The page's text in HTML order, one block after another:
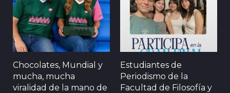
Chocolates, Mundial y
mucha, mucha
viralidad de la mano de
Estudiantes de
Periodismo de la
Facultad de Filosofía y